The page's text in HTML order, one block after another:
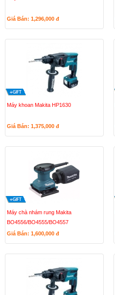
Giá Bán: 1,296,000 đ
Máy khoan Makita HP1630
Giá Bán: 1,375,000 đ
Máy chà nhám rung Makita
BO4556/BO4555/BO4557
Giá Bán: 1,600,000 đ